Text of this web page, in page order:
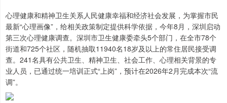
心理健康和精神卫生关系人民健康幸福和经济社会发展，为掌握市民
最新“心理画像”，给相关政策制定提供科学依据，今年8月，深圳启动
第三次心理健康调查。深圳市卫生健康委牵头5个部门，在全市78个
街道和725个社区，随机抽取11940名18岁及以上的常住居民接受调
查。241名具有公共卫生、精神卫生、社会工作、心理相关背景的专
业人员，已通过统一培训正式“上岗”，预计在2026年2月完成本次“流
调”。